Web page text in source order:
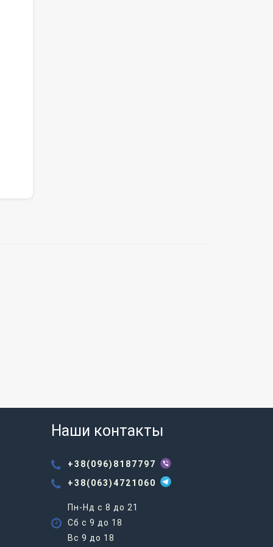
Наши контакты
+38(096)8187797
+38(063)4721060
Пн-Нд с 8 до 21
Сб с 9 до 18
Вс 9 до 18